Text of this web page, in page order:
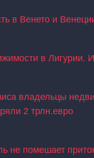
в Венето и
в Лигурии.
владельцы
2 трлн.евро
не помешает